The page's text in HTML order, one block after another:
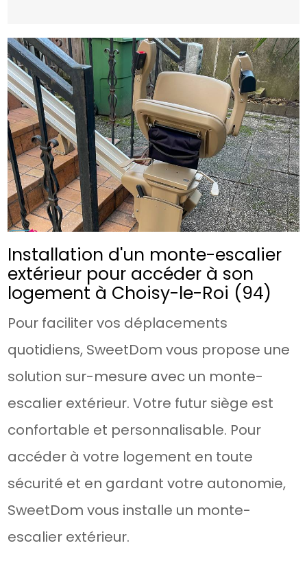
Installation d'un monte-escalier
extérieur pour accéder à son
logement à Choisy-le-Roi (94)
Pour faciliter vos déplacements
quotidiens, SweetDom vous propose une
solution sur-mesure avec un monte-
escalier extérieur. Votre futur siège est
confortable et personnalisable. Pour
accéder à votre logement en toute
sécurité et en gardant votre autonomie,
SweetDom vous installe un monte-
escalier extérieur.